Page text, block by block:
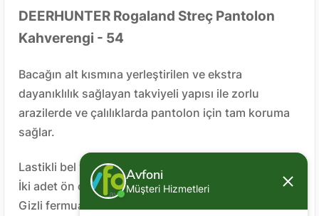
DEERHUNTER Rogaland Streç Pantolon
Kahverengi - 54
Bacağın alt kısmına yerleştirilen ve ekstra
dayanıklılık sağlayan takviyeli yapısı ile zorlu
arazilerde ve çalılıklarda pantolon için tam koruma
sağlar.
Lastikli bel yapısı,
İki adet ön cep,
Gizli fermuarlı ön ve arka cepler,
Avfoni
Müşteri Hizmetleri